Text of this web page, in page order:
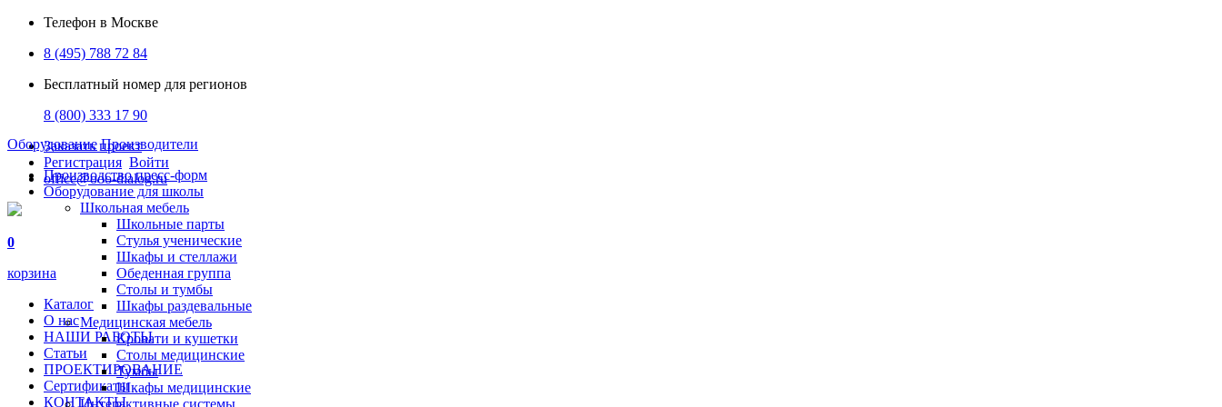
Телефон в Москве
8 (495) 788 72 84
Бесплатный номер для регионов
8 (800) 333 17 90
Заказать проект
Регистрация Войти
office@ooo-dialog.ru
0
корзина
Каталог
О нас
НАШИ РАБОТЫ
Статьи
ПРОЕКТИРОВАНИЕ
Сертификаты
КОНТАКТЫ
Оборудование Производители
Производство пресс-форм
Оборудование для школы
Школьная мебель
Школьные парты
Стулья ученические
Шкафы и стеллажи
Обеденная группа
Столы и тумбы
Шкафы раздевальные
Медицинская мебель
Кровати и кушетки
Столы медицинские
Тумбы
Шкафы медицинские
Интерактивные системы